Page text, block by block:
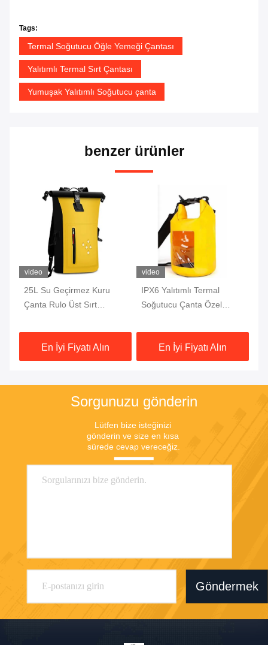
Tags:
Termal Soğutucu Öğle Yemeği Çantası
Yalıtımlı Termal Sırt Çantası
Yumuşak Yalıtımlı Soğutucu çanta
benzer ürünler
video
25L Su Geçirmez Kuru
Çanta Rulo Üst Sırt
OEM Kabul
En İyi Fiyatı Alın
video
IPX6 Yalıtımlı Termal
Soğutucu Çanta Özel
Çanta
En İyi Fiyatı Alın
Sorgunuzu gönderin
Lütfen bize isteğinizi
gönderin ve size en kısa
sürede cevap vereceğiz.
Göndermek